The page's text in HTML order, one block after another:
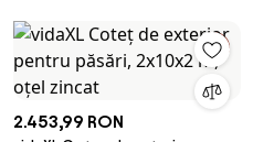
2.453,99 RON